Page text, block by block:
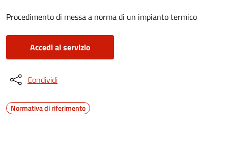
Procedimento di messa a norma di un impianto termico
Accedi al servizio
Condividi
Normativa di riferimento